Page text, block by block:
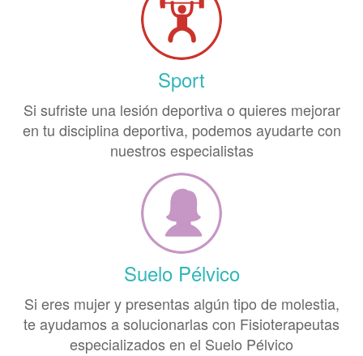
Sport
Si sufriste una lesión deportiva o quieres mejorar
en tu disciplina deportiva, podemos ayudarte con
nuestros especialistas
Suelo Pélvico
Si eres mujer y presentas algún tipo de molestia,
te ayudamos a solucionarlas con Fisioterapeutas
especializados en el Suelo Pélvico